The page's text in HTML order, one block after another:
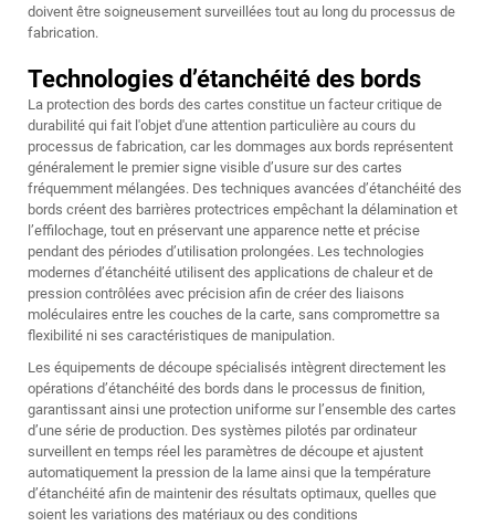
doivent être soigneusement surveillées tout au long du processus de
fabrication.
Technologies d’étanchéité des bords
La protection des bords des cartes constitue un facteur critique de
durabilité qui fait l'objet d'une attention particulière au cours du
processus de fabrication, car les dommages aux bords représentent
généralement le premier signe visible d’usure sur des cartes
fréquemment mélangées. Des techniques avancées d’étanchéité des
bords créent des barrières protectrices empêchant la délamination et
l’effilochage, tout en préservant une apparence nette et précise
pendant des périodes d’utilisation prolongées. Les technologies
modernes d’étanchéité utilisent des applications de chaleur et de
pression contrôlées avec précision afin de créer des liaisons
moléculaires entre les couches de la carte, sans compromettre sa
flexibilité ni ses caractéristiques de manipulation.
Les équipements de découpe spécialisés intègrent directement les
opérations d’étanchéité des bords dans le processus de finition,
garantissant ainsi une protection uniforme sur l’ensemble des cartes
d’une série de production. Des systèmes pilotés par ordinateur
surveillent en temps réel les paramètres de découpe et ajustent
automatiquement la pression de la lame ainsi que la température
d’étanchéité afin de maintenir des résultats optimaux, quelles que
soient les variations des matériaux ou des conditions